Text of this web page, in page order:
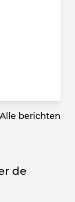
Alle berichten
de